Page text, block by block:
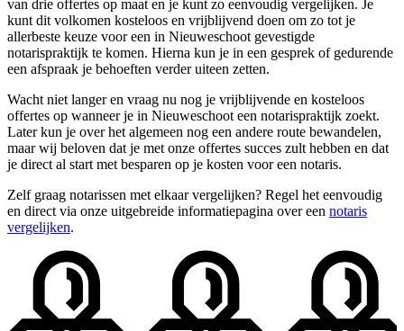
van drie offertes op maat en je kunt zo eenvoudig vergelijken. Je
kunt dit volkomen kosteloos en vrijblijvend doen om zo tot je
allerbeste keuze voor een in Nieuweschoot gevestigde
notarispraktijk te komen. Hierna kun je in een gesprek of gedurende
een afspraak je behoeften verder uiteen zetten.
Wacht niet langer en vraag nu nog je vrijblijvende en kosteloos
offertes op wanneer je in Nieuweschoot een notarispraktijk zoekt.
Later kun je over het algemeen nog een andere route bewandelen,
maar wij beloven dat je met onze offertes succes zult hebben en dat
je direct al start met besparen op je kosten voor een notaris.
Zelf graag notarissen met elkaar vergelijken? Regel het eenvoudig
en direct via onze uitgebreide informatiepagina over een notaris
vergelijken.